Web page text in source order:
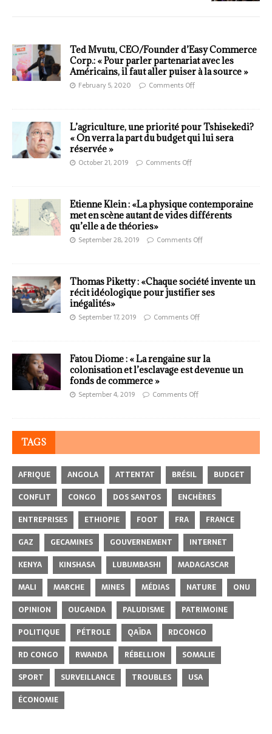
Ted Mvutu, CEO/Founder d’Easy Commerce
Corp.: « Pour parler partenariat avec les
Américains, il faut aller puiser à la source »
February 5, 2020 Comments Off
L’agriculture, une priorité pour Tshisekedi?
« On verra la part du budget qui lui sera
réservée »
October 21, 2019 Comments Off
Etienne Klein : «La physique contemporaine
met en scène autant de vides différents
qu’elle a de théories»
September 28, 2019 Comments Off
Thomas Piketty : «Chaque société invente un
récit idéologique pour justifier ses
inégalités»
September 17, 2019 Comments Off
Fatou Diome : « La rengaine sur la
colonisation et l’esclavage est devenue un
fonds de commerce »
September 4, 2019 Comments Off
TAGS
AFRIQUE ANGOLA ATTENTAT BRÉSIL
BUDGET
CONFLIT
CONGO DOS SANTOS
ENCHÈRES
ENTREPRISES
ETHIOPIE FOOT FRA
FRANCE
GAZ
GECAMINES GOUVERNEMENT
INTERNET
KENYA
KINSHASA LUBUMBASHI
MADAGASCAR
MALI
MARCHE MINES MÉDIAS NATURE
ONU
OPINION
OUGANDA PALUDISME
PATRIMOINE
POLITIQUE
PÉTROLE QAÏDA
RDCONGO
RD CONGO
RWANDA RÉBELLION
SOMALIE
SPORT
SURVEILLANCE TROUBLES
USA
ÉCONOMIE